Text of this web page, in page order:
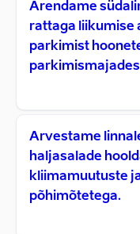
Arendame
rattaga liikumise
parkimist
Arvestame
haljasalade
kliimamuutuste
põhimõtetega.